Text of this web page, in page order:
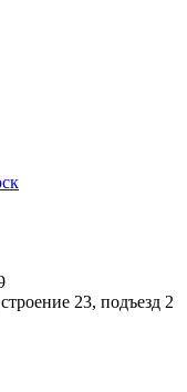
23, подъезд 2